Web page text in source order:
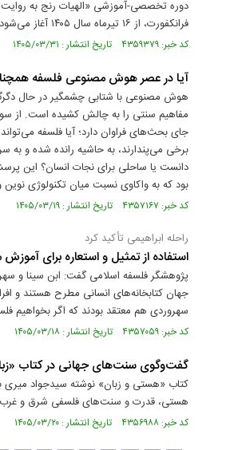
دوره تخصصی-آموزشی «الهیات رنج به
فرانکفورت، از ۱۶ تیرماه سال ۱۴۰۵ آغاز می‌شود.
کد خبر: ۴۳۵۹۳۷۹ تاریخ انتشار : ۱۴۰۵/۰۳/۳۱
آیا در عصر هوش مصنوعی فلسفه
هوش مصنوعی با شتابی چشمگیر در حال
مفاهیم سنتی را به چالش کشیده است. از
جای بحث‌های فراوان دارد؛ آیا فلسفه
برخی می‌پندارند، به حاشیه رانده شده و به
دانست یا ساحلی برای نجات انسان؟ این
بود که به واکاوی نسبت میان تکنولوژی
کد خبر: ۴۳۵۷۱۶۷ تاریخ انتشار : ۱۴۰۵/۰۳/۱۹
راحله ابراهیمی تأکید کرد
استفاده از تمثیل و استعاره برای
پژوهشگر فلسفه اسلامی گفت: ابن سینا و
جهان کتابخانه‌های انسانی مطرح هستند و
سهروردی هم معتقد بودند که اگر بخواهیم
کد خبر: ۴۳۵۷۰۵۹ تاریخ انتشار : ۱۴۰۵/۰۳/۱۸
گفت‌وگوی سنت‌های جهانی در کتاب
کتاب «هستی و زبان» نوشته سیدجواد میری
هستی، قدرت و سنت‌های فلسفی شرق و غرب
کد خبر: ۴۳۵۶۹۸۸ تاریخ انتشار : ۱۴۰۵/۰۳/۲۰